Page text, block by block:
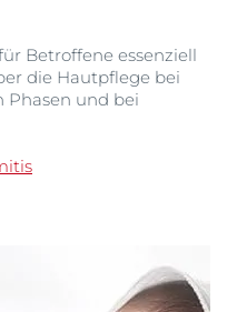
Betroffene essenziell
die Hautpflege bei
Phasen und bei